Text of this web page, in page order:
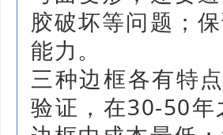
胶破坏等问题；
能力。
三种边框各有特
验证，在30-50